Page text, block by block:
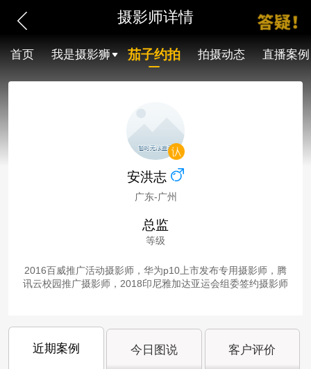
摄影师详情
首页 我是摄影狮 茄子约拍 拍摄动态 直播案例
安洪志
广东-广州
总监
等级
2016百威推广活动摄影师，华为p10上市发布专用摄影师，腾
讯云校园推广摄影师，2018印尼雅加达亚运会组委签约摄影师
近期案例 今日图说 客户评价